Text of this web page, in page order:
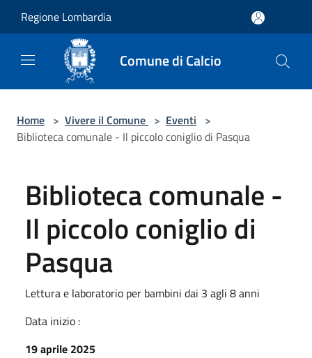
Regione Lombardia
Comune di Calcio
Home > Vivere il Comune > Eventi >
Biblioteca comunale - Il piccolo coniglio di Pasqua
Biblioteca comunale -
Il piccolo coniglio di
Pasqua
Lettura e laboratorio per bambini dai 3 agli 8 anni
Data inizio :
19 aprile 2025